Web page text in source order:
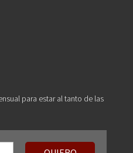
para estar al tanto de las